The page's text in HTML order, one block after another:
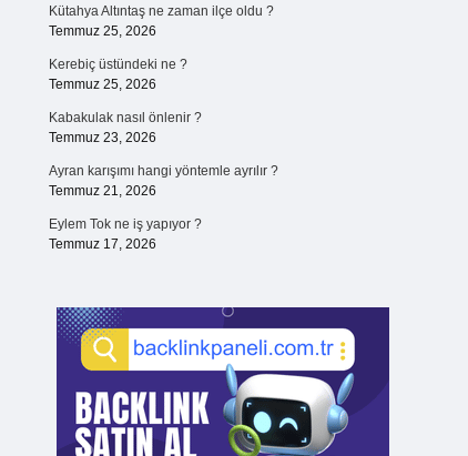
Kütahya Altıntaş ne zaman ilçe oldu ?
Temmuz 25, 2026
Kerebiç üstündeki ne ?
Temmuz 25, 2026
Kabakulak nasıl önlenir ?
Temmuz 23, 2026
Ayran karışımı hangi yöntemle ayrılır ?
Temmuz 21, 2026
Eylem Tok ne iş yapıyor ?
Temmuz 17, 2026